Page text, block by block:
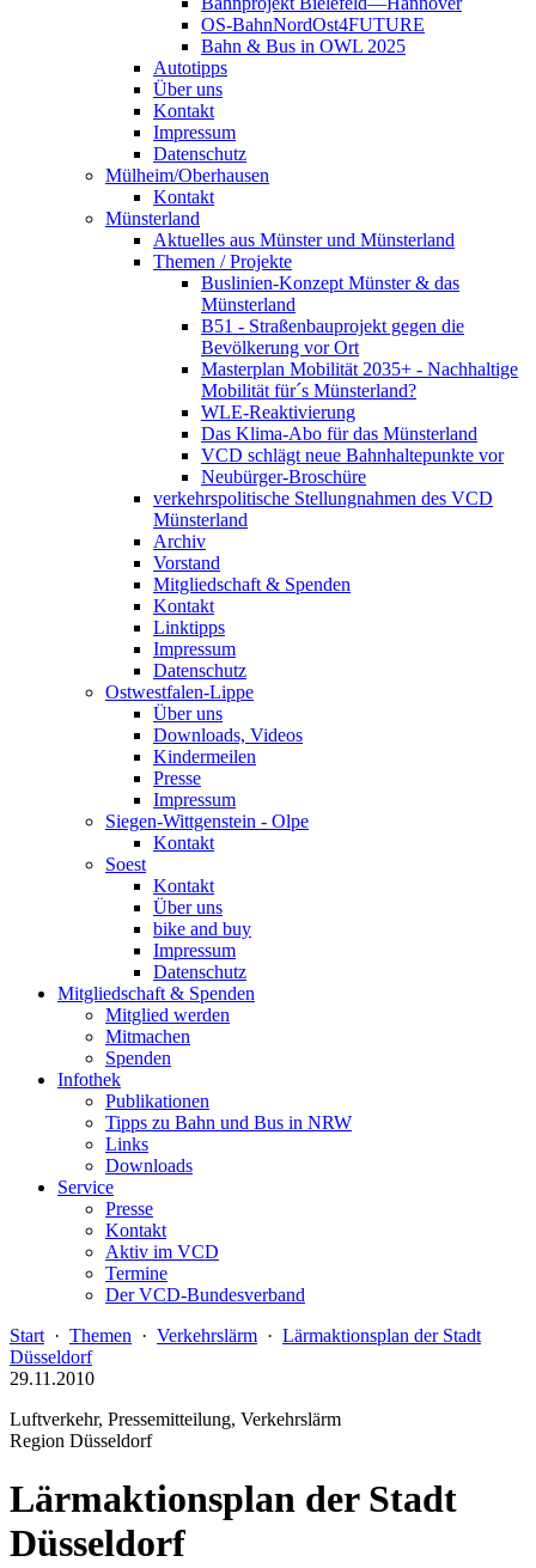
OS-BahnNordOst4FUTURE
Bahn & Bus in OWL 2025
Autotipps
Über uns
Kontakt
Impressum
Datenschutz
Mülheim/Oberhausen
Kontakt
Münsterland
Aktuelles aus Münster und Münsterland
Themen / Projekte
Buslinien-Konzept Münster & das
Münsterland
B51 - Straßenbauprojekt gegen die
Bevölkerung vor Ort
Masterplan Mobilität 2035+ - Nachhaltige
Mobilität für´s Münsterland?
WLE-Reaktivierung
Das Klima-Abo für das Münsterland
VCD schlägt neue Bahnhaltepunkte vor
Neubürger-Broschüre
verkehrspolitische Stellungnahmen des VCD
Münsterland
Archiv
Vorstand
Mitgliedschaft & Spenden
Kontakt
Linktipps
Impressum
Datenschutz
Ostwestfalen-Lippe
Über uns
Downloads, Videos
Kindermeilen
Presse
Impressum
Siegen-Wittgenstein - Olpe
Kontakt
Soest
Kontakt
Über uns
bike and buy
Impressum
Datenschutz
Mitgliedschaft & Spenden
Mitglied werden
Mitmachen
Spenden
Infothek
Publikationen
Tipps zu Bahn und Bus in NRW
Links
Downloads
Service
Presse
Kontakt
Aktiv im VCD
Termine
Der VCD-Bundesverband
Start · Themen · Verkehrslärm · Lärmaktionsplan der Stadt
Düsseldorf
29.11.2010
Luftverkehr, Pressemitteilung, Verkehrslärm
Region Düsseldorf
Lärmaktionsplan der Stadt
Düsseldorf